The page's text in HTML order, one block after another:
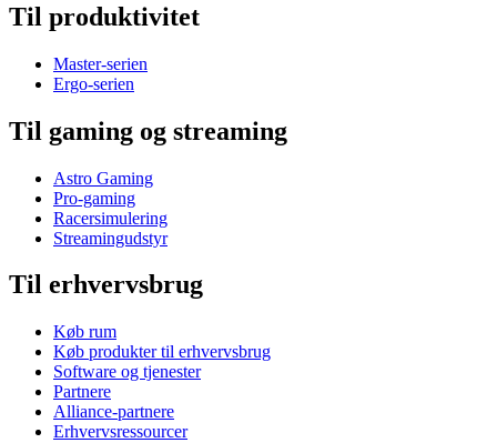
Til produktivitet
Master-serien
Ergo-serien
Til gaming og streaming
Astro Gaming
Pro-gaming
Racersimulering
Streamingudstyr
Til erhvervsbrug
Køb rum
Køb produkter til erhvervsbrug
Software og tjenester
Partnere
Alliance-partnere
Erhvervsressourcer